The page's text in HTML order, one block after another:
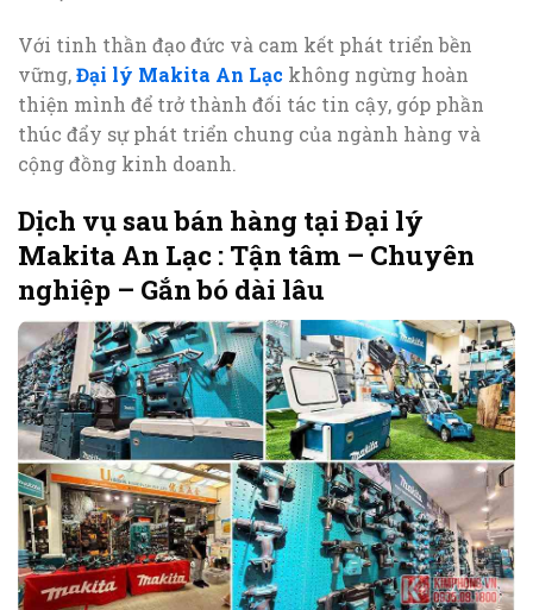
Với tinh thần đạo đức và cam kết phát triển bền
vững,Đại lý Makita An Lạc không ngừng hoàn
thiện mình để trở thành đối tác tin cậy, góp phần
thúc đẩy sự phát triển chung của ngành hàng và
cộng đồng kinh doanh.
Dịch vụ sau bán hàng tại Đại lý
Makita An Lạc : Tận tâm – Chuyên
nghiệp – Gắn bó dài lâu